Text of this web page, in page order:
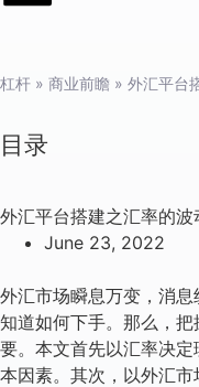
杠杆 » 商业前瞻 » 外汇平台
目录
外汇平台搭建之汇率的波
June 23, 2022
外汇市场瞬息万变，消
知道如何下手。那么，
要。本文首先以汇率决
本因素。其次，以外汇